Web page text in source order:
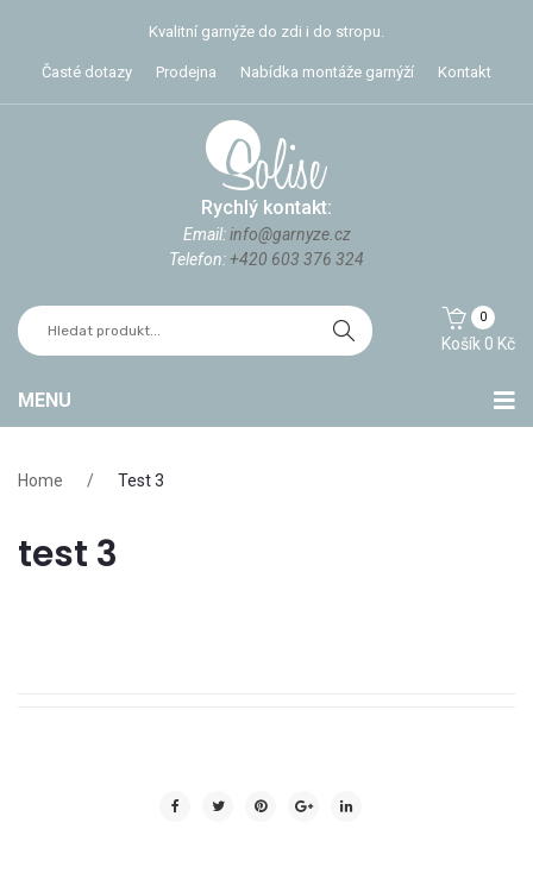
Kvalitní garnýže do zdi i do stropu.
Časté dotazy Prodejna Nabídka montáže garnýží Kontakt
Rychlý kontakt:
Email:info@garnyze.cz
Telefon:+420 603 376 324
Košík
0
0 Kč
MENU
Stuhy na řasení
Home / Test 3
test 3